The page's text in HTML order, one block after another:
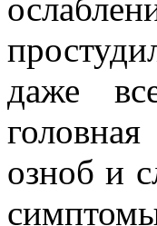
даже
озноб и